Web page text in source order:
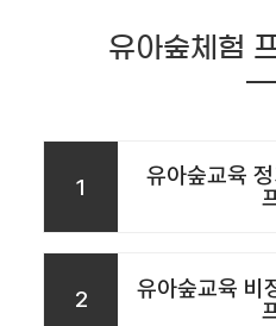
유아숲체험
1
유아숲교육
2
유아숲교육 비